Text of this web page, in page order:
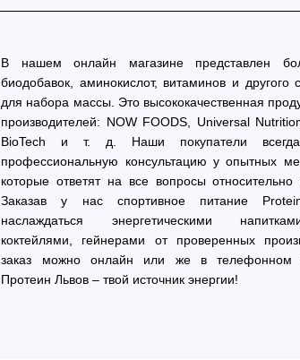
В нашем онлайн магазине представлен
биодобавок, аминокислот, витаминов и другого
для набора массы. Это высококачественная
производителей: NOW FOODS, Universal
BioTech и т. д. Наши покупатели всегда
профессиональную консультацию у опытных
которые ответят на все вопросы относительно
Заказав у нас спортивное питание
наслаждаться энергетическими
коктейлями, гейнерами от проверенных
заказ можно онлайн или же в телефонном
Протеин Львов – твой источник энергии!